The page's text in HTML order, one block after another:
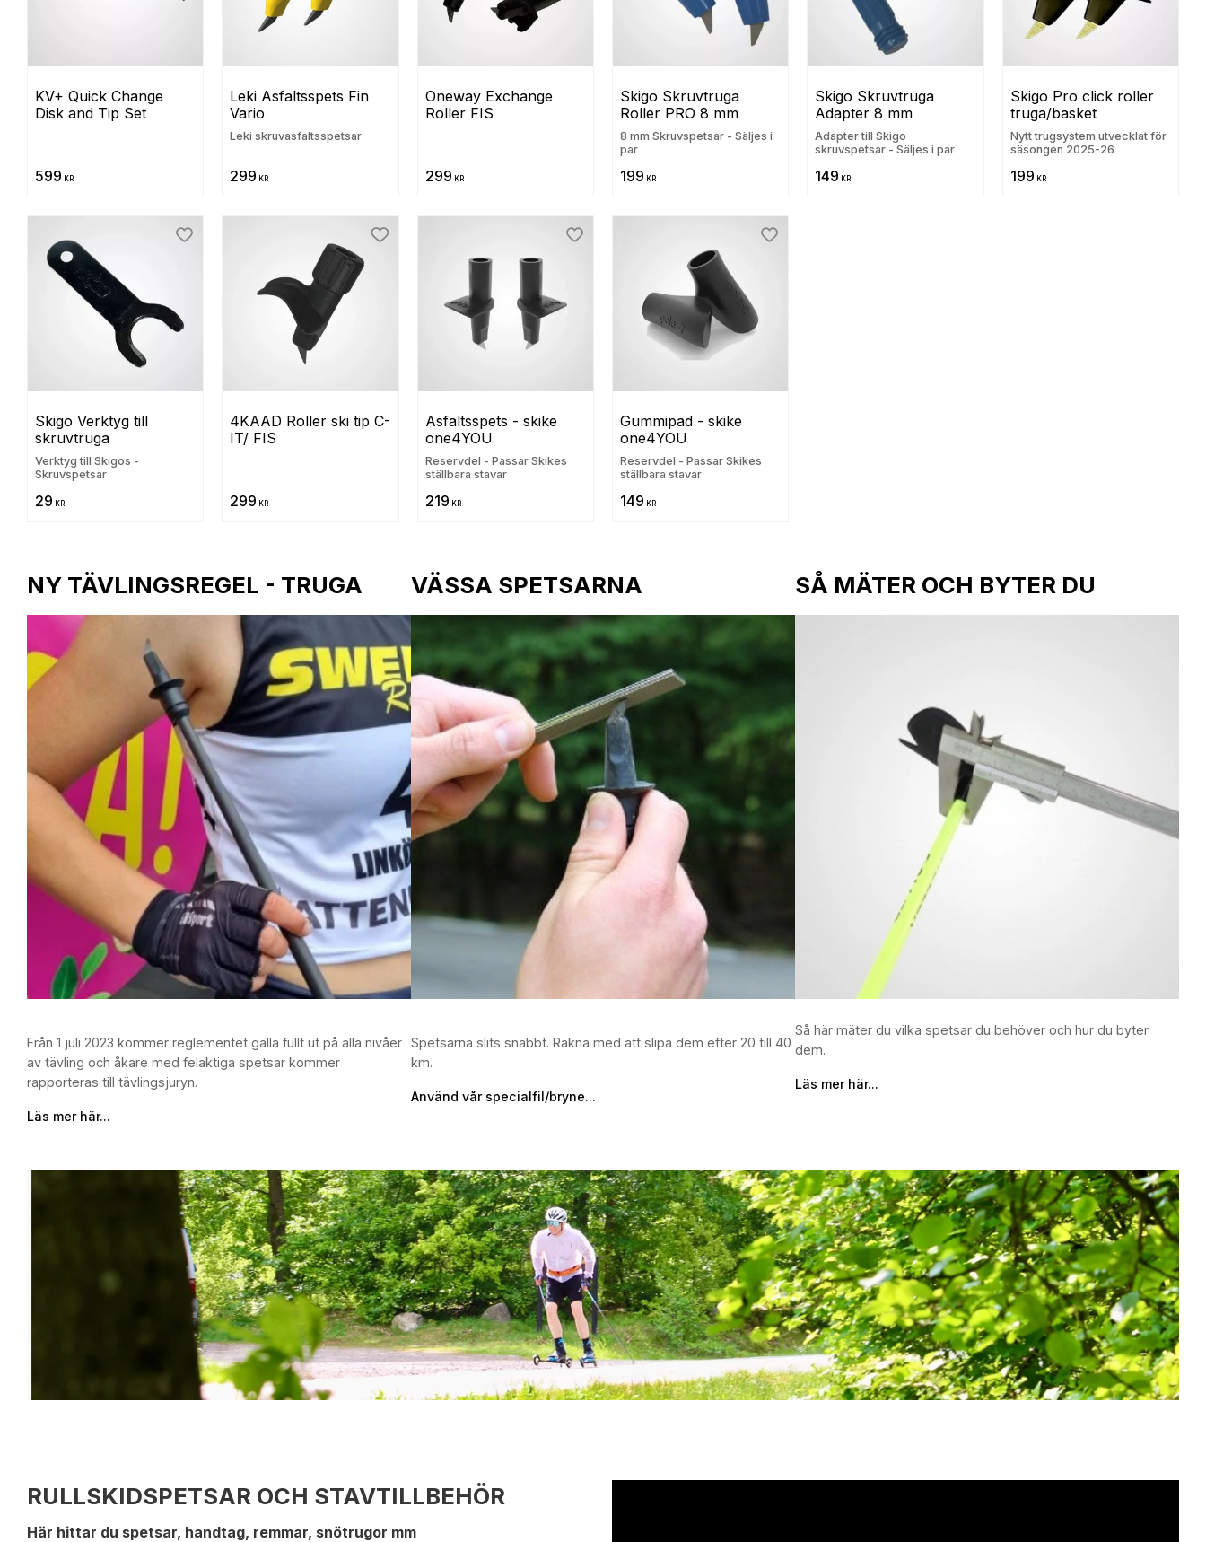
KV+ Quick Change
Disk and Tip Set
599 KR
Leki Asfaltsspets Fin
Vario
Leki skruvasfaltsspetsar
299 KR
Oneway Exchange
Roller FIS
299 KR
Skigo Skruvtruga
Roller PRO 8 mm
8 mm Skruvspetsar - Säljes i
par
199 KR
Skigo Skruvtruga
Adapter 8 mm
Adapter till Skigo
skruvspetsar - Säljes i par
149 KR
Skigo Pro click roller
truga/basket
Nytt trugsystem utvecklat för
säsongen 2025-26
199 KR
Skigo Verktyg till
skruvtruga
Verktyg till Skigos -
Skruvspetsar
29 KR
Lägg till i favoriter
4KAAD Roller ski tip C-
IT/ FIS
299 KR
Lägg till i favoriter
Asfaltsspets - skike
one4YOU
Reservdel - Passar Skikes
ställbara stavar
219 KR
Lägg till i favoriter
Gummipad - skike
one4YOU
Reservdel - Passar Skikes
ställbara stavar
149 KR
Lägg till i favoriter
NY TÄVLINGSREGEL - TRUGA
Från 1 juli 2023 kommer reglementet gälla fullt ut på alla nivåer
av tävling och åkare med felaktiga spetsar kommer
rapporteras till tävlingsjuryn.
Läs mer här...
VÄSSA SPETSARNA
Spetsarna slits snabbt. Räkna med att slipa dem efter 20 till 40
km.
Använd vår specialfil/bryne...
SÅ MÄTER OCH BYTER DU
Så här mäter du vilka spetsar du behöver och hur du byter
dem.
Läs mer här...
RULLSKIDSPETSAR OCH STAVTILLBEHÖR
Här hittar du spetsar, handtag, remmar, snötrugor mm